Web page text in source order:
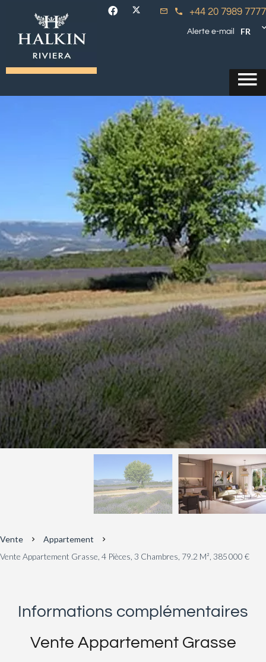
+44 20 7989 7777
Alerte e-mail FR
Vente
Appartement
Vente Appartement Grasse, 4 Pièces, 3 Chambres, 79.2 M², 385 000 €
Informations complémentaires
Vente Appartement Grasse